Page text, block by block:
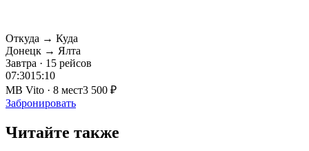
Откуда → Куда
Донецк → Ялта
Завтра · 15 рейсов
07:3015:10
MB Vito · 8 мест3 500 ₽
Забронировать
Читайте также